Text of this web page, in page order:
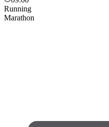
Running
Marathon